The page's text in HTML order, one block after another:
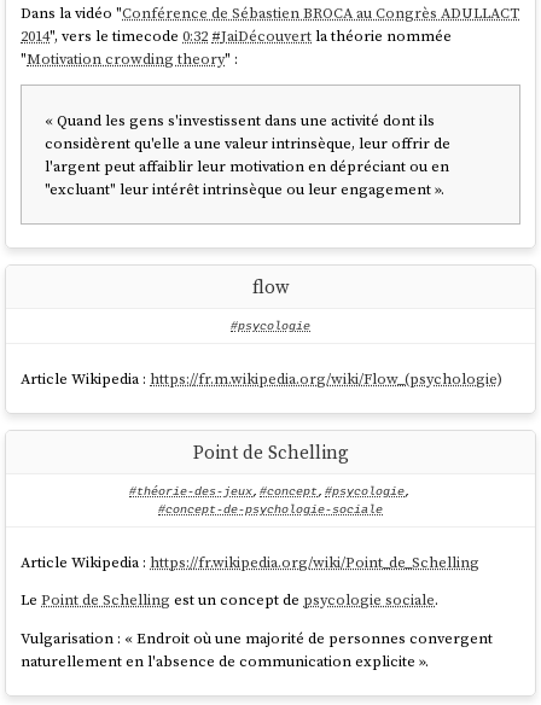
Dans la vidéo "Conférence de Sébastien BROCA au Congrès ADULLACT
2014", vers le timecode0:32 #JaiDécouvertla théorie nommée
"Motivation crowding theory" :
« Quand les gens s'investissent dans une activité dont ils
considèrent qu'elle a une valeur intrinsèque, leur offrir de
l'argent peut affaiblir leur motivation en dépréciant ou en
"excluant" leur intérêt intrinsèque ou leur engagement ».
flow
#psycologie
Article Wikipedia : https://fr.m.wikipedia.org/wiki/Flow_(psychologie)
Point de Schelling
#théorie-des-jeux, #concept, #psycologie,
#concept-de-psychologie-sociale
Article Wikipedia : https://fr.wikipedia.org/wiki/Point_de_Schelling
LePoint de Schelling est un concept depsycologie sociale.
Vulgarisation : « Endroit où une majorité de personnes convergent
naturellement en l'absence de communication explicite ».